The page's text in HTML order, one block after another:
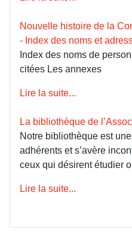
Nouvelle histoire de la
- Index des noms et
Index des noms de
citées Les annexes
Lire la suite...
La bibliothèque de
Notre bibliothèque est
adhérents et s’avère
ceux qui désirent étudier
Lire la suite...